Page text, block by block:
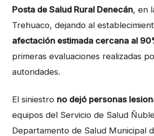
Posta de Salud Rural Denecán, en
Trehuaco, dejando al
afectación estimada cercana al
primeras evaluaciones realizadas
autoridades.
El siniestro no dejó personas
equipos del Servicio de Salud
Departamento de Salud Municipal